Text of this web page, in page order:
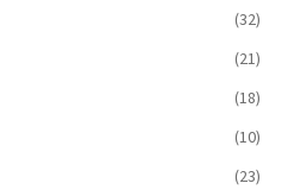
(32)
(21)
(18)
(10)
(23)